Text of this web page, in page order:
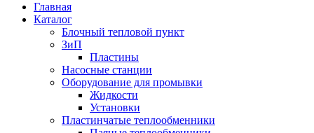
Главная
Каталог
Блочный тепловой пункт
ЗиП
Пластины
Насосные станции
Оборудование для промывки
Жидкости
Установки
Пластинчатые теплообменники